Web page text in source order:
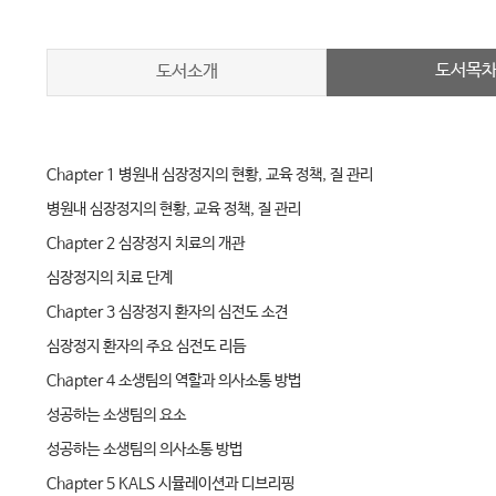
도서소개 도서목차
Chapter 1 병원내 심장정지의 현황, 교육 정책, 질 관리
병원내 심장정지의 현황, 교육 정책, 질 관리
Chapter 2 심장정지 치료의 개관
심장정지의 치료 단계
Chapter 3 심장정지 환자의 심전도 소견
심장정지 환자의 주요 심전도 리듬
Chapter 4 소생팀의 역할과 의사소통 방법
성공하는 소생팀의 요소
성공하는 소생팀의 의사소통 방법
Chapter 5 KALS 시뮬레이션과 디브리핑